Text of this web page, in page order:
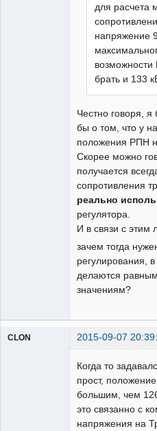
для расчета
напряжение
брать и 133
Честно говоря, я
бы о том, что у
положения РПН
Скорее можно
получается
сопротивления
реально
регулятора.
И в связи с этим
зачем тогда
регулирования,
делаются
значениям?
CLON 2015-09-07
Когда то
прост,
большим, чем
это связанно с
напряжения на